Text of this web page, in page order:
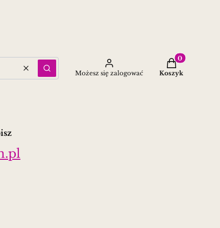
WyczyśćSzukaj Możesz się zalogować
Produkty w
Koszyk